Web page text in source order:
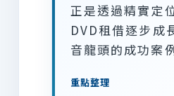
正是透過精實定
DVD租借逐步成
音龍頭的成功案
重點整理